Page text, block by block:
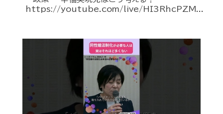
https://youtube.com/live/HI3RhcPZM...